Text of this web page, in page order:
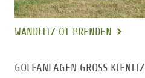
WANDLITZ OT PRENDEN
GOLFANLAGEN GROSS KIENITZ